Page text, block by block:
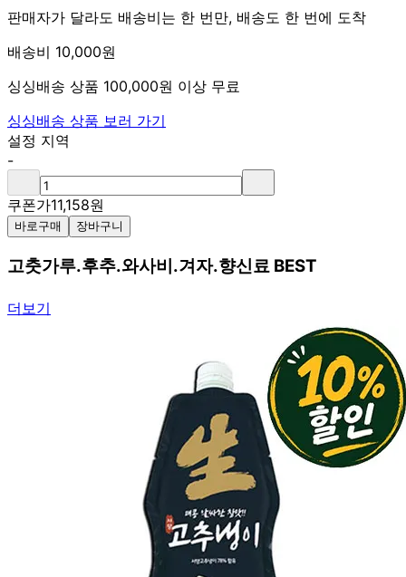
판매자가 달라도 배송비는 한 번만, 배송도 한 번에 도착
배송비 10,000원
싱싱배송 상품 100,000원 이상 무료
싱싱배송 상품 보러 가기
설정 지역
-
쿠폰가11,158원
바로구매 장바구니
고춧가루.후추.와사비.겨자.향신료 BEST
더보기